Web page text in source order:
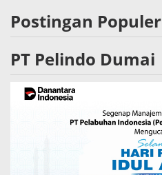
Postingan Populer
PT Pelindo Dumai